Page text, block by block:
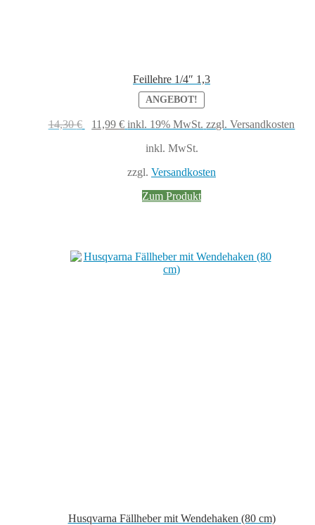
Feillehre 1/4″ 1,3
ANGEBOT!
14,30€
Ursprünglicher
11,99€Aktueller
inkl. 19% MwSt. zzgl. Versandkosten
inkl. MwSt.
zzgl. Versandkosten
Zum Produkt
Husqvarna Fällheber mit Wendehaken (80 cm)